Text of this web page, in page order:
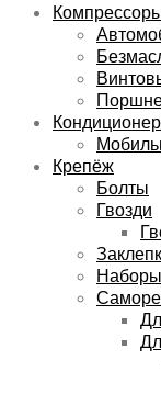
Крепёж
Болты
Гвозди